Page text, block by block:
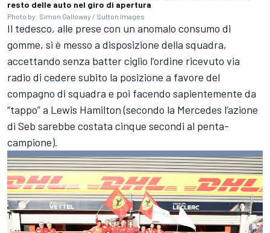
resto delle auto nel giro di apertura
Photo by: Simon Galloway / Sutton Images
Il tedesco, alle prese con un anomalo consumo di
gomme, si è messo a disposizione della squadra,
accettando senza batter ciglio l’ordine ricevuto via
radio di cedere subito la posizione a favore del
compagno di squadra e poi facendo sapientemente da
“tappo” a Lewis Hamilton (secondo la Mercedes l’azione
di Seb sarebbe costata cinque secondi al penta-
campione).